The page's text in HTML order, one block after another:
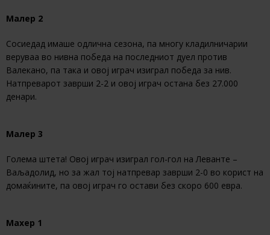
Малер 2
Сосиедад имаше одлична сезона, па многу кладилничарии
веруваа во нивна победа на последниот дуел против
Валекано, па така и овој играч изиграл победа за нив.
Натпреварот заврши 2-2 и овој играч остана без 27.000
денари.
Малер 3
Голема штета! Овој играч изиграл гол-гол на Леванте –
Ваљадолид, но за жал тој натпревар заврши 2-0 во корист на
домаќините, па овој играч го остави без скоро 600 евра.
Махер 1